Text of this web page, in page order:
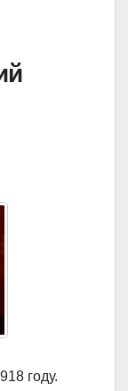
году.